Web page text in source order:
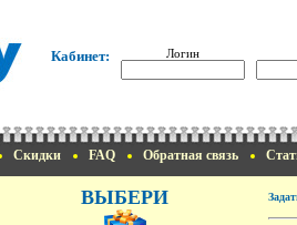
Кабинет: Логин
Скидки FAQ Обратная связь
ВЫБЕРИ